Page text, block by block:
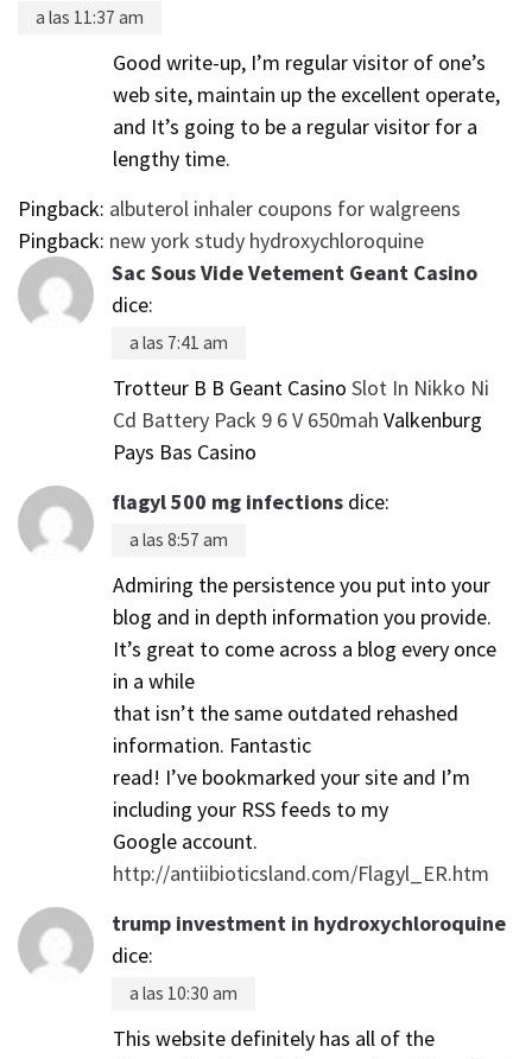
a las 11:37 am
Good write-up, I’m regular visitor of one’s
web site, maintain up the excellent operate,
and It’s going to be a regular visitor for a
lengthy time.
Pingback: albuterol inhaler coupons for walgreens
Pingback: new york study hydroxychloroquine
Sac Sous Vide Vetement Geant Casino
dice:
a las 7:41 am
Trotteur B B Geant Casino Slot In Nikko Ni
Cd Battery Pack 9 6 V 650mah Valkenburg
Pays Bas Casino
flagyl 500 mg infections dice:
a las 8:57 am
Admiring the persistence you put into your
blog and in depth information you provide.
It’s great to come across a blog every once
in a while
that isn’t the same outdated rehashed
information. Fantastic
read! I’ve bookmarked your site and I’m
including your RSS feeds to my
Google account.
http://antiibioticsland.com/Flagyl_ER.htm
trump investment in hydroxychloroquine
dice:
a las 10:30 am
This website definitely has all of the